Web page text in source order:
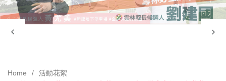
Home
活動花絮